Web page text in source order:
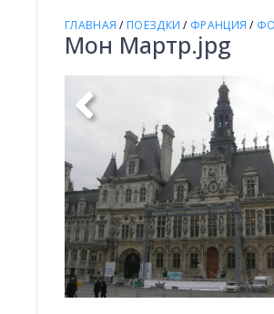
ГЛАВНАЯ / ПОЕЗДКИ / ФРАНЦИЯ /
Мон Мартр.jpg